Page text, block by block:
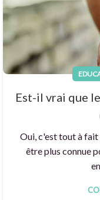
Est-il vrai que
Oui, c'est tout à
être plus connue